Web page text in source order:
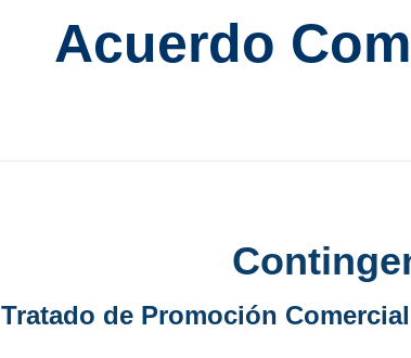
Acuerdo
Tratado de Promoción